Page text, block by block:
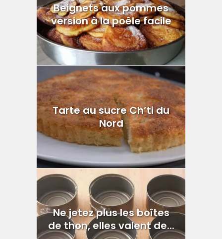
Beignets aux pommes
version à la poêle facile
Tarte au sucre Ch’ti du
Nord
Ne jetez plus les boîtes
de thon, elles valent de...